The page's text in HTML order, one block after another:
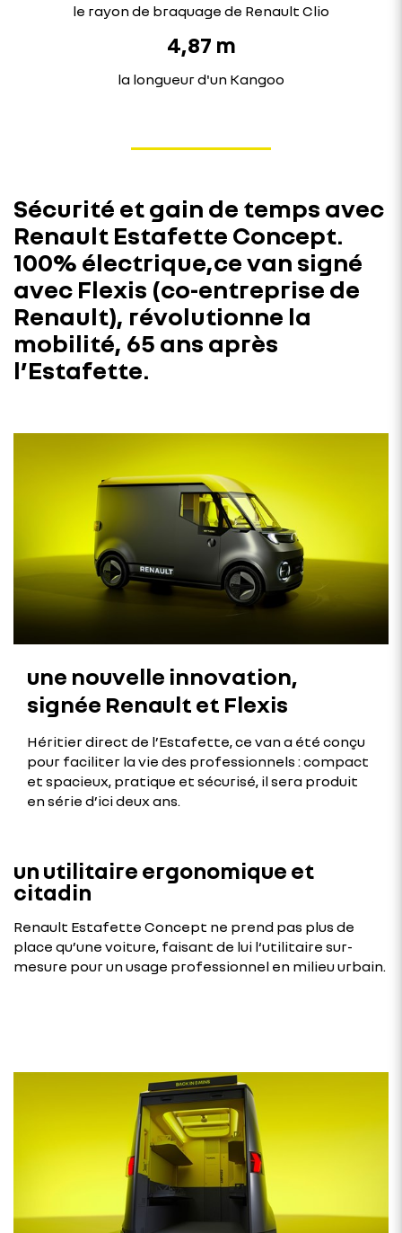
le rayon de braquage de Renault Clio
4,87 m
la longueur d'un Kangoo
Sécurité et gain de temps avec
Renault Estafette Concept.
100% électrique,ce van signé
avec Flexis (co-entreprise de
Renault), révolutionne la
mobilité, 65 ans après
l’Estafette.
une nouvelle innovation,
signée Renault et Flexis
Héritier direct de l’Estafette, ce van a été conçu
pour faciliter la vie des professionnels : compact
et spacieux, pratique et sécurisé, il sera produit
en série d’ici deux ans.
un utilitaire ergonomique et
citadin
Renault Estafette Concept ne prend pas plus de
place qu’une voiture, faisant de lui l‘utilitaire sur-
mesure pour un usage professionnel en milieu urbain.